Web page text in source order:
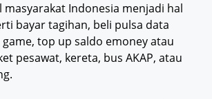
Indonesia menjadi hal
bayar tagihan, beli pulsa data
top up saldo emoney atau
pesawat, kereta, bus AKAP, atau